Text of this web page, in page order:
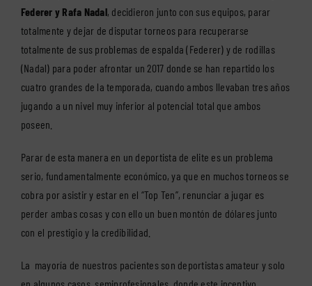
Federer y Rafa Nadal, decidieron junto con sus equipos, parar
totalmente y dejar de disputar torneos para recuperarse
totalmente de sus problemas de espalda (Federer) y de rodillas
(Nadal) para poder afrontar un 2017 donde se han repartido los
cuatro grandes de la temporada, cuando ambos llevaban tres años
jugando a un nivel muy inferior al potencial total que ambos
poseen.
Parar de esta manera en un deportista de elite es un problema
serio, fundamentalmente económico, ya que en muchos torneos se
cobra por asistir y estar en el “Top Ten”, renunciar a jugar es
perder ambas cosas y con ello un buen montón de dólares junto
con el prestigio y la credibilidad.
La mayoría de nuestros pacientes son deportistas amateur y solo
en algunos casos, semiprofesionales, donde este incentivo